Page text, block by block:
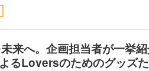
来へ。企画担当者が一挙紹
るLoversのためのグッズ